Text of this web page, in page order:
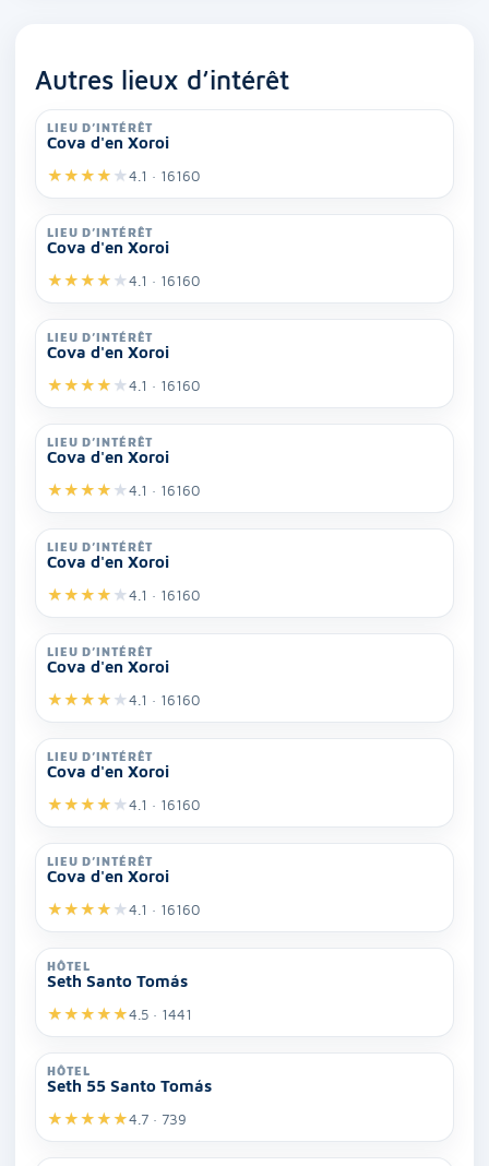
Autres lieux d’intérêt
LIEU D’INTÉRÊT
Cova d'en Xoroi
★★★★ ★4.1 · 16160
LIEU D’INTÉRÊT
Cova d'en Xoroi
★★★★ ★4.1 · 16160
LIEU D’INTÉRÊT
Cova d'en Xoroi
★★★★ ★4.1 · 16160
LIEU D’INTÉRÊT
Cova d'en Xoroi
★★★★ ★4.1 · 16160
LIEU D’INTÉRÊT
Cova d'en Xoroi
★★★★ ★4.1 · 16160
LIEU D’INTÉRÊT
Cova d'en Xoroi
★★★★ ★4.1 · 16160
LIEU D’INTÉRÊT
Cova d'en Xoroi
★★★★ ★4.1 · 16160
LIEU D’INTÉRÊT
Cova d'en Xoroi
★★★★ ★4.1 · 16160
HÔTEL
Seth Santo Tomás
★★★★★4.5 · 1441
HÔTEL
Seth 55 Santo Tomás
★★★★★4.7 · 739